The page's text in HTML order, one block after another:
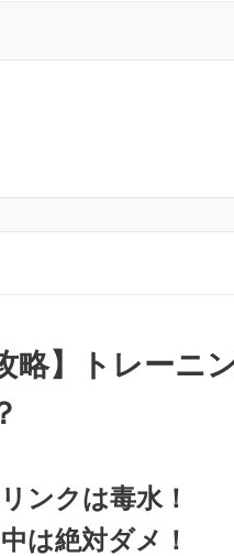
略】トレーニ
ンクは毒水！
は絶対ダメ！